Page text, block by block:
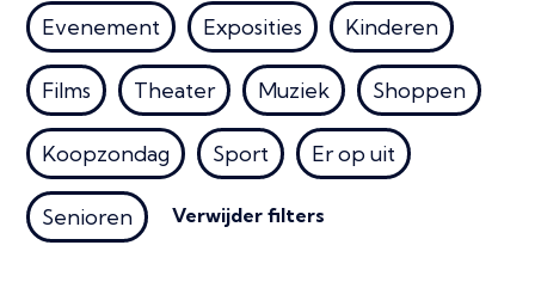
Evenement Exposities Kinderen
Films Theater Muziek Shoppen
Koopzondag Sport Er op uit
Senioren Verwijder filters